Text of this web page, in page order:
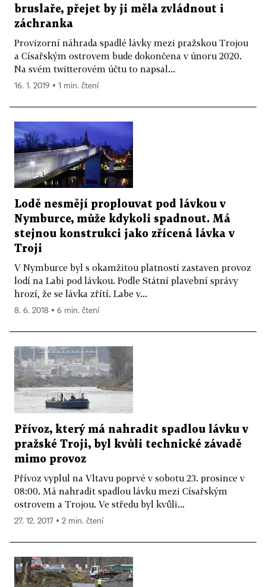
bruslaře, přejet by ji měla zvládnout i
záchranka
Provizorní náhrada spadlé lávky mezi pražskou Trojou
a Císařským ostrovem bude dokončena v únoru 2020.
Na svém twitterovém účtu to napsal...
16. 1. 2019 ▪ 1 min. čtení
Lodě nesmějí proplouvat pod lávkou v
Nymburce, může kdykoli spadnout. Má
stejnou konstrukci jako zřícená lávka v
Troji
V Nymburce byl s okamžitou platností zastaven provoz
lodí na Labi pod lávkou. Podle Státní plavební správy
hrozí, že se lávka zřítí. Labe v...
8. 6. 2018 ▪ 6 min. čtení
Přívoz, který má nahradit spadlou lávku v
pražské Troji, byl kvůli technické závadě
mimo provoz
Přívoz vyplul na Vltavu poprvé v sobotu 23. prosince v
08:00. Má nahradit spadlou lávku mezi Císařským
ostrovem a Trojou. Ve středu byl kvůli...
27. 12. 2017 ▪ 2 min. čtení